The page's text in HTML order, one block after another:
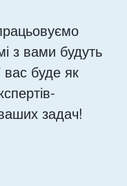
з вами будуть
буде як
задач!